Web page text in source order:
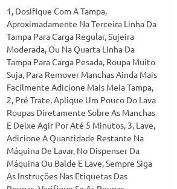
1, Dosifique Com A Tampa,
Aproximadamente Na Terceira Linha Da
Tampa Para Carga Regular, Sujeira
Moderada, Ou Na Quarta Linha Da
Tampa Para Carga Pesada, Roupa Muito
Suja, Para Remover Manchas Ainda Mais
Facilmente Adicione Mais Meia Tampa,
2, Pré Trate, Aplique Um Pouco Do Lava
Roupas Diretamente Sobre As Manchas
E Deixe Agir Por Até 5 Minutos, 3, Lave,
Adicione A Quantidade Restante Na
Máquina De Lavar, No Dispenser Da
Máquina Ou Balde E Lave, Sempre Siga
As Instruções Nas Etiquetas Das